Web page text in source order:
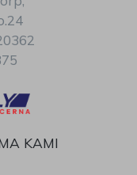
KAMI